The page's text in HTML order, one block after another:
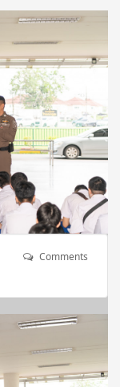
Comments